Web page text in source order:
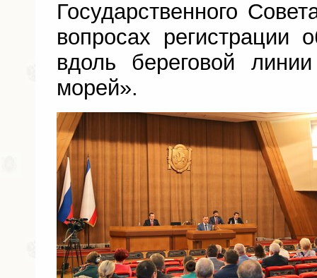
Государственного
вопросах регистрации
вдоль береговой
морей».